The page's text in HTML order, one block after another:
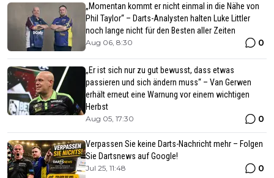
„Momentan kommt er nicht einmal in die Nähe von
Phil Taylor“ – Darts-Analysten halten Luke Littler
noch lange nicht für den Besten aller Zeiten
Aug 06, 8:30 0
„Er ist sich nur zu gut bewusst, dass etwas
passieren und sich ändern muss“ – Van Gerwen
erhält erneut eine Warnung vor einem wichtigen
Herbst
Aug 05, 17:30 0
Verpassen Sie keine Darts-Nachricht mehr – Folgen
Sie Dartsnews auf Google!
Jul 25, 11:48 0